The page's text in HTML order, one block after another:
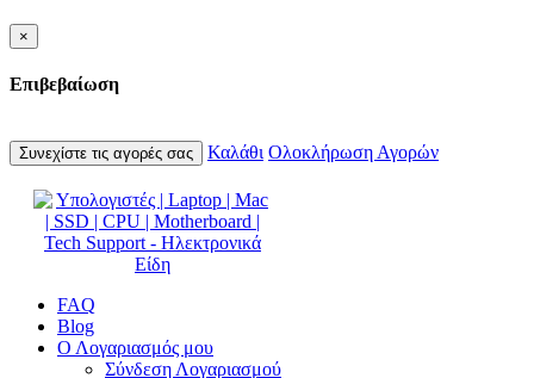
×
Επιβεβαίωση
Συνεχίστε τις αγορές σας Καλάθι Ολοκλήρωση Αγορών
FAQ
Blog
Ο Λογαριασμός μου
Σύνδεση Λογαριασμού